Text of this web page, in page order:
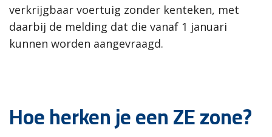
verkrijgbaar voertuig zonder kenteken, met
daarbij de melding dat die vanaf 1 januari
kunnen worden aangevraagd.
Hoe herken je een ZE zone?